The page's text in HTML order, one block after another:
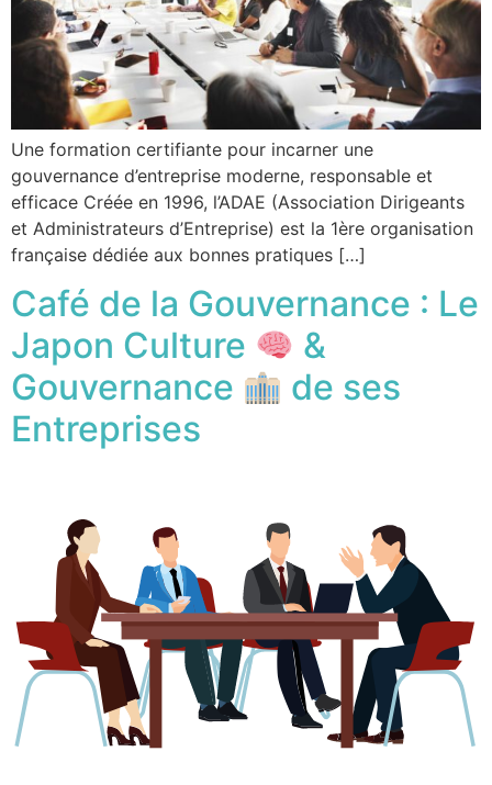
Une formation certifiante pour incarner une
gouvernance d’entreprise moderne, responsable et
efficace Créée en 1996, l’ADAE (Association Dirigeants
et Administrateurs d’Entreprise) est la 1ère organisation
française dédiée aux bonnes pratiques […]
Café de la Gouvernance : Le
Japon Culture
&
Gouvernance
de ses
Entreprises